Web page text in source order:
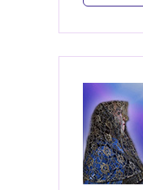
波動修正